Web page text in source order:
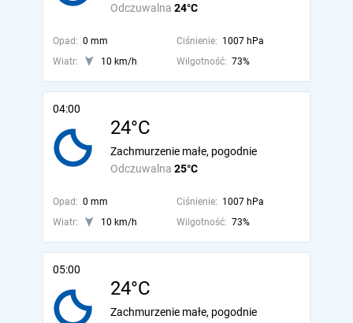
Odczuwalna 24°C
Opad: 0 mm Ciśnienie: 1007 hPa
Wiatr:
10 km/h Wilgotność: 73%
04:00
24°C
Odczuwalna 25°C
Zachmurzenie małe, pogodnie
Opad: 0 mm Ciśnienie: 1007 hPa
Wiatr:
10 km/h Wilgotność: 73%
05:00
24°C
Zachmurzenie małe, pogodnie